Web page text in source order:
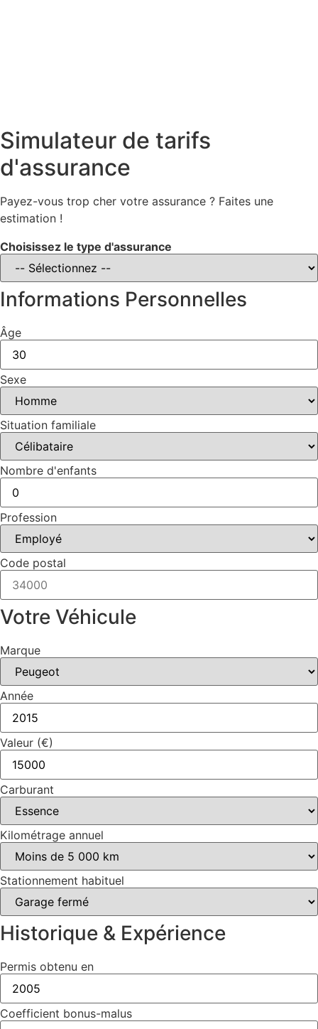
Simulateur de tarifs
d'assurance
Payez-vous trop cher votre assurance ? Faites une
estimation !
Choisissez le type d'assurance
Informations Personnelles
Âge
Sexe
Situation familiale
Nombre d'enfants
Profession
Code postal
Votre Véhicule
Marque
Année
Valeur (€)
Carburant
Kilométrage annuel
Stationnement habituel
Historique & Expérience
Permis obtenu en
Coefficient bonus-malus